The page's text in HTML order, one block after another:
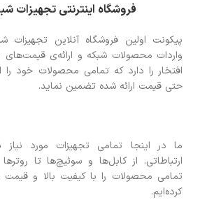
فروشگاه اینترنتی تجهیزات
پیکونت اولین فروشگاه آنلاین
واردات محصولات شبکه و ارائه‌ی قیمت‌های
افتخار را دارد که تمامی محصولات خود را
حتی قیمت ارائه شده تضمین نماید.
ما در اینجا تمامی تجهیزات مورد نیاز
ارتباطاتی. از کابل‌ها و سوئیچ‌ها تا
تمامی محصولات را با کیفیت بالا و قیمت
کرده‌ایم.